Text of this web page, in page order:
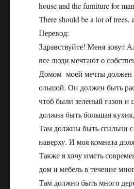
house and the furniture for
There should be a lot of
Перевод:
Здравствуйте! Меня зовут
все люди мечтают о
Домом моей мечты должен
ольшой. Он должен быть
чтоб были зеленый газон и
должна быть большая
Там должны быть спальни
наверху. И моя комната
Также я хочу иметь
дом и мебель в течение
Там должно быть много